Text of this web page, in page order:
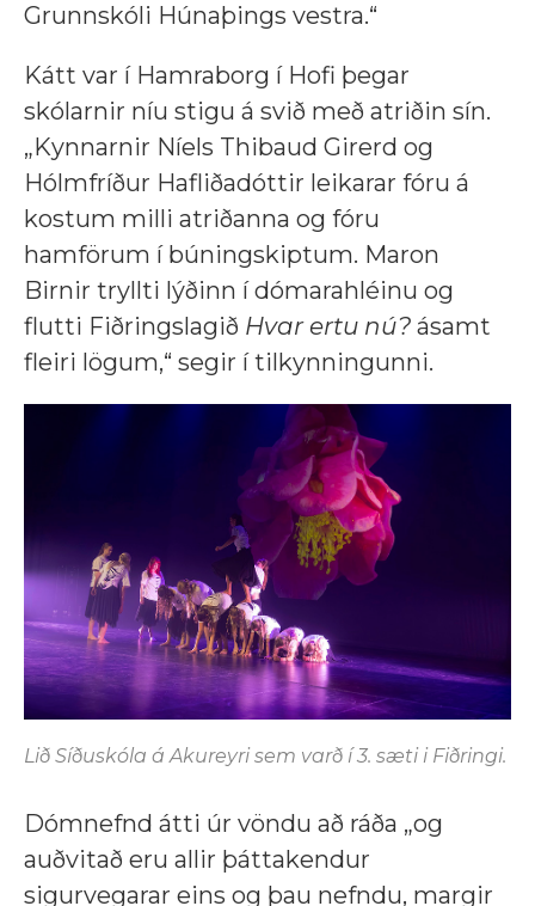
Grunnskóli Húnaþings vestra.“
Kátt var í Hamraborg í Hofi þegar
skólarnir níu stigu á svið með atriðin sín.
„Kynnarnir Níels Thibaud Girerd og
Hólmfríður Hafliðadóttir leikarar fóru á
kostum milli atriðanna og fóru
hamförum í búningskiptum. Maron
Birnir tryllti lýðinn í dómarahléinu og
flutti Fiðringslagið Hvar ertu nú? ásamt
fleiri lögum,“ segir í tilkynningunni.
Lið Síðuskóla á Akureyri sem varð í 3. sæti i Fiðringi.
Dómnefnd átti úr vöndu að ráða „og
auðvitað eru allir þáttakendur
sigurvegarar eins og þau nefndu, margir